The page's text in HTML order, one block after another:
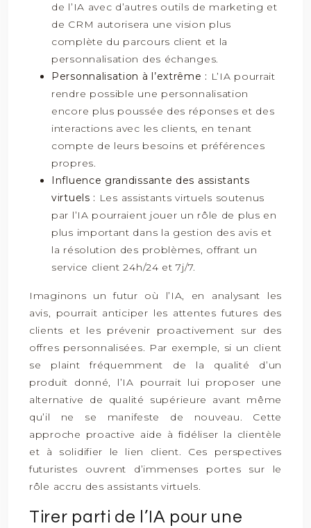
de l’IA avec d’autres outils de marketing et
de CRM autorisera une vision plus
complète du parcours client et la
personnalisation des échanges.
Personnalisation à l’extrême : L’IA pourrait
rendre possible une personnalisation
encore plus poussée des réponses et des
interactions avec les clients, en tenant
compte de leurs besoins et préférences
propres.
Influence grandissante des assistants
virtuels : Les assistants virtuels soutenus
par l’IA pourraient jouer un rôle de plus en
plus important dans la gestion des avis et
la résolution des problèmes, offrant un
service client 24h/24 et 7j/7.
Imaginons un futur où l’IA, en analysant les
avis, pourrait anticiper les attentes futures des
clients et les prévenir proactivement sur des
offres personnalisées. Par exemple, si un client
se plaint fréquemment de la qualité d’un
produit donné, l’IA pourrait lui proposer une
alternative de qualité supérieure avant même
qu’il ne se manifeste de nouveau. Cette
approche proactive aide à fidéliser la clientèle
et à solidifier le lien client. Ces perspectives
futuristes ouvrent d’immenses portes sur le
rôle accru des assistants virtuels.
Tirer parti de l’IA pour une